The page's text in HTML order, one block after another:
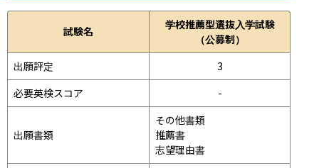
試験名
学校推薦型選抜入学試験
（公募制）
出願評定
3
必要英検スコア
-
出願書類
その他書類
推薦書
志望理由書